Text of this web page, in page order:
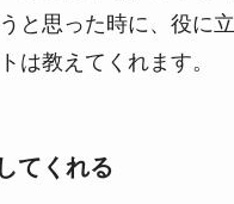
と思った時に、役に
は教えてくれます。
てくれる